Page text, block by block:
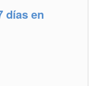
días en